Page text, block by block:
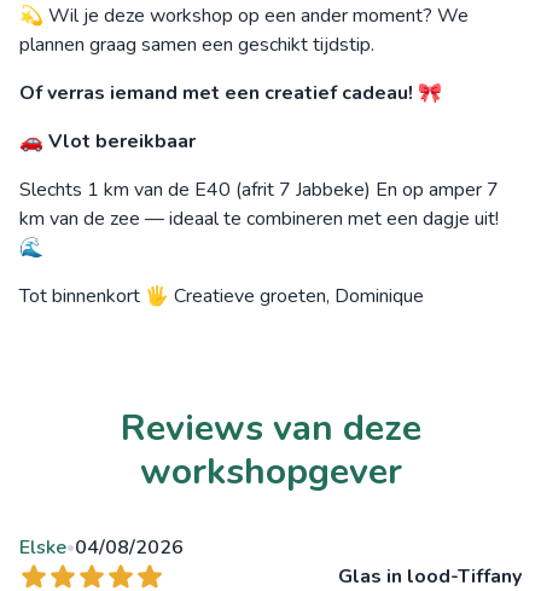
💫 Wil je deze workshop op een ander moment? We
plannen graag samen een geschikt tijdstip.
Of verras iemand met een creatief cadeau! 🎀
🚗 Vlot bereikbaar
Slechts 1 km van de E40 (afrit 7 Jabbeke) En op amper 7
km van de zee — ideaal te combineren met een dagje uit!
🌊
Tot binnenkort 🖐️ Creatieve groeten, Dominique
Reviews van deze
workshopgever
Elske•04/08/2026
Glas in lood-Tiffany